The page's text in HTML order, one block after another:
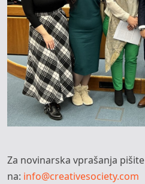
Za novinarska vprašanja pišite
na: info@creativesociety.com